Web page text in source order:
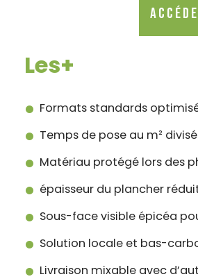
Les+
Formats standards
Temps de pose au m²
Matériau protégé lors des
épaisseur du plancher
Sous-face visible épicéa
Solution locale et bas-
Livraison mixable avec